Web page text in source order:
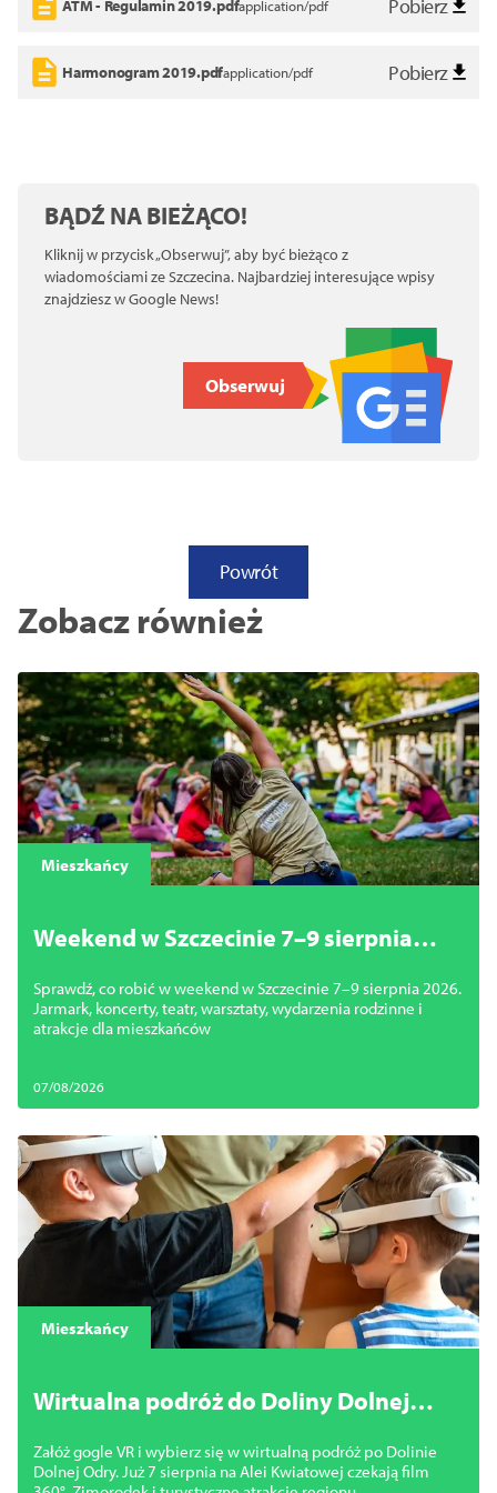
ATM - Regulamin 2019.pdfapplication/pdf Pobierz
Harmonogram 2019.pdfapplication/pdf Pobierz
BĄDŹ NA BIEŻĄCO!
Kliknij w przycisk „Obserwuj”, aby być bieżąco z
wiadomościami ze Szczecina. Najbardziej interesujące wpisy
znajdziesz w Google News!
Obserwuj
Powrót
Zobacz również
Mieszkańcy
Weekend w Szczecinie 7–9 sierpnia
koncerty i atrakcje
Sprawdź, co robić w weekend w Szczecinie 7–9 sierpnia 2026.
Jarmark, koncerty, teatr, warsztaty, wydarzenia rodzinne i
atrakcje dla mieszkańców
07/08/2026
Mieszkańcy
Wirtualna podróż do Doliny Dolnej
Międzyodrze
Załóż gogle VR i wybierz się w wirtualną podróż po Dolinie
Dolnej Odry. Już 7 sierpnia na Alei Kwiatowej czekają film